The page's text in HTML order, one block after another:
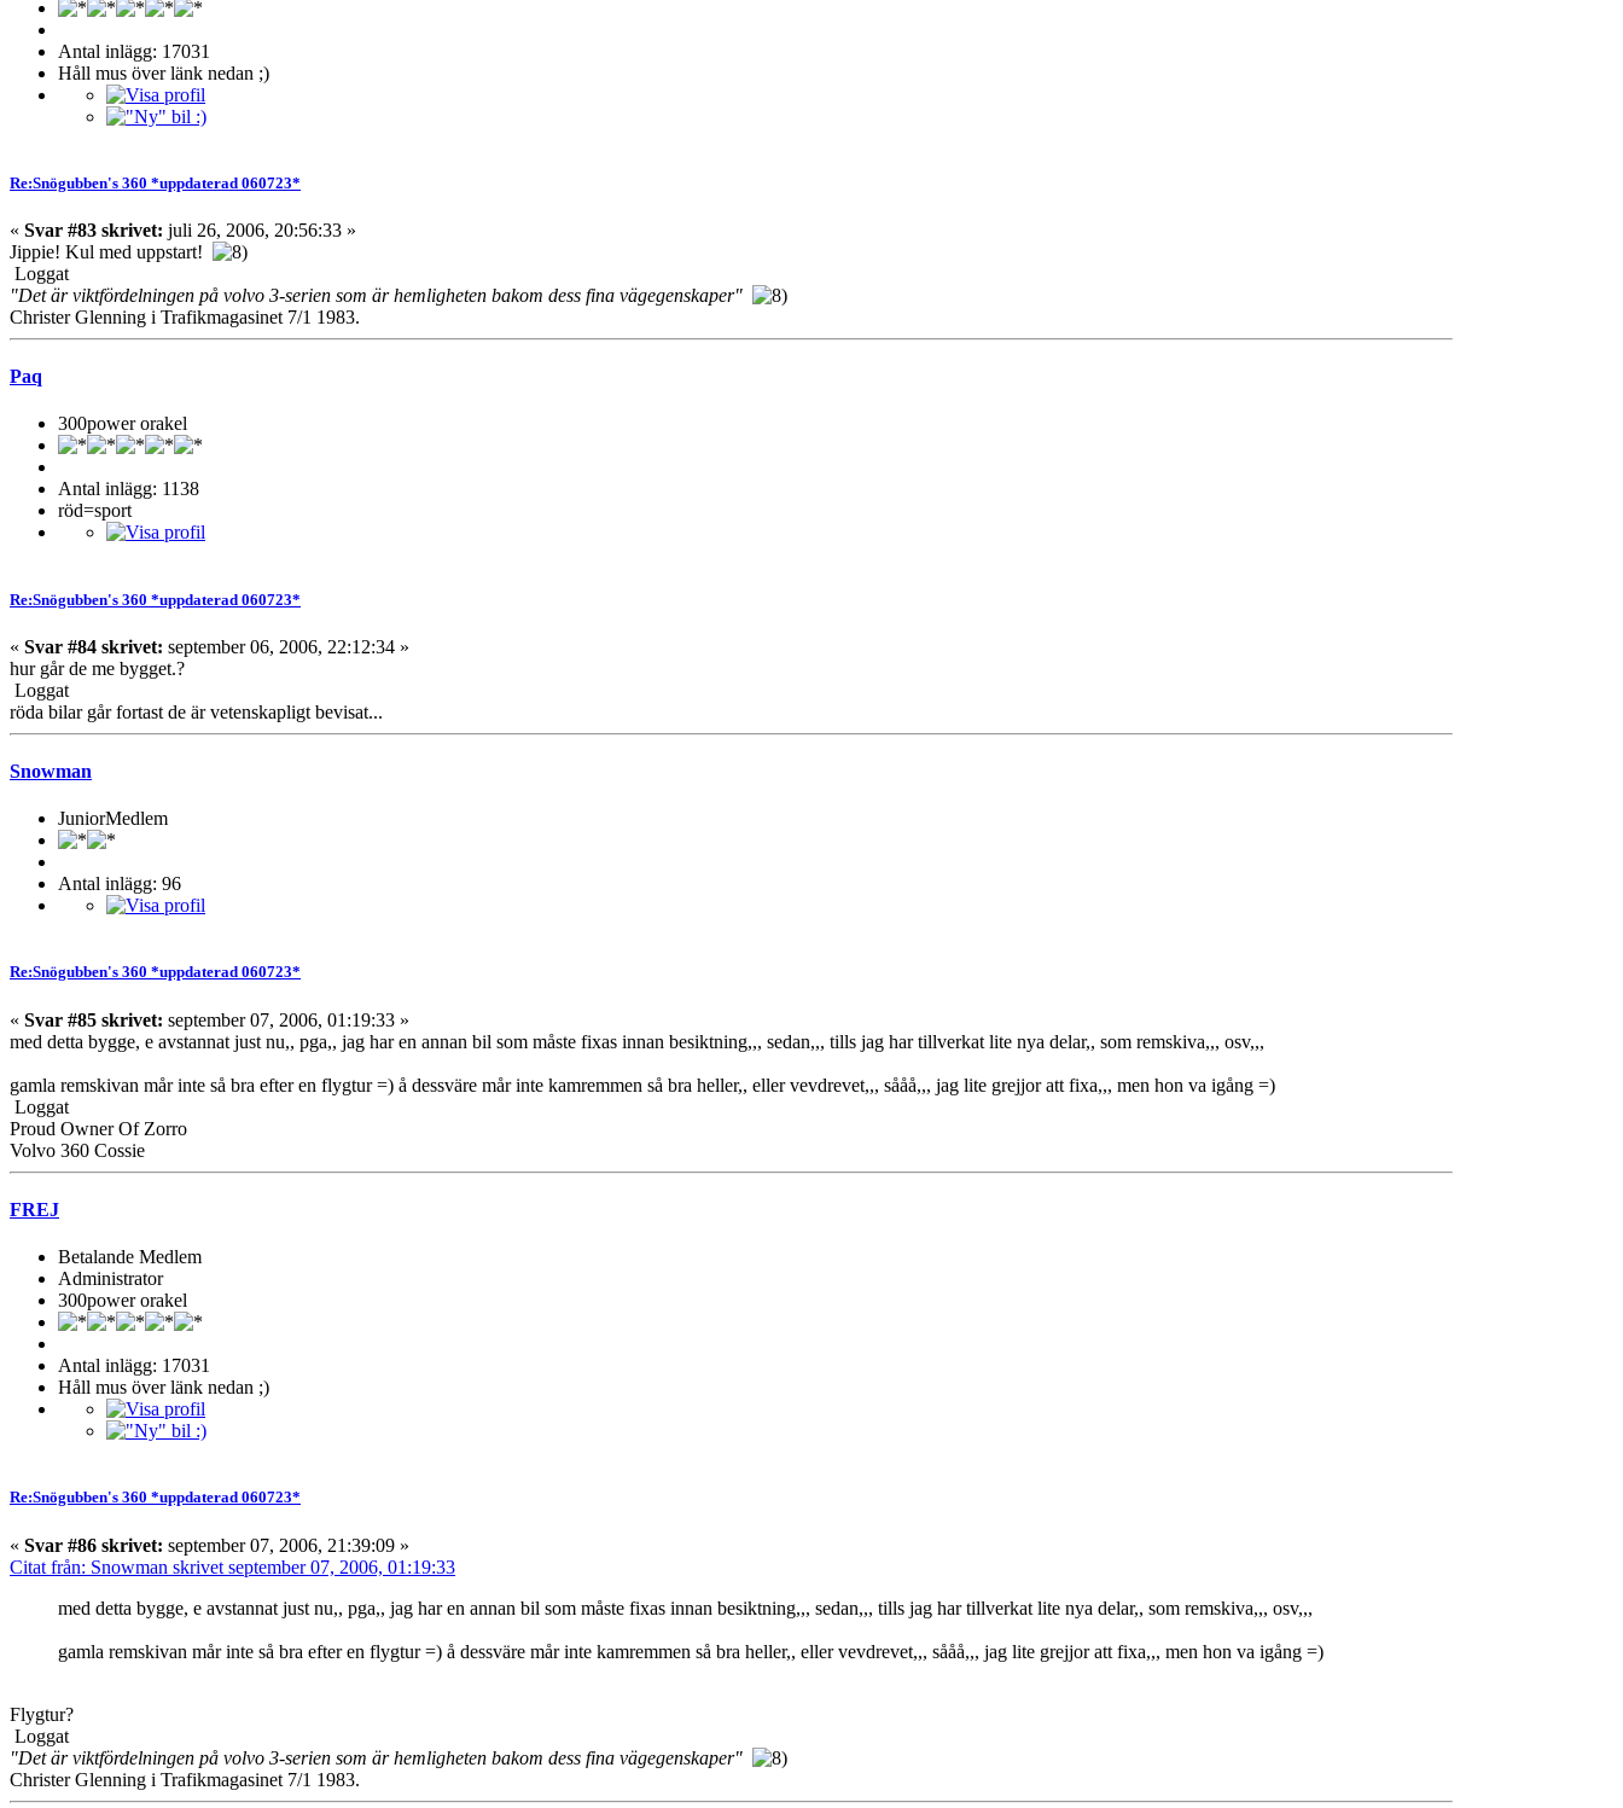
Antal inlägg: 17031
Håll mus över länk nedan ;)
Re:Snögubben's 360 *uppdaterad 060723*
« Svar #83 skrivet: juli 26, 2006, 20:56:33 »
Jippie! Kul med uppstart!
Loggat
"Det är viktfördelningen på volvo 3-serien som är hemligheten bakom dess fina vägegenskaper"
Christer Glenning i Trafikmagasinet 7/1 1983.
Paq
300power orakel
Antal inlägg: 1138
röd=sport
Re:Snögubben's 360 *uppdaterad 060723*
« Svar #84 skrivet: september 06, 2006, 22:12:34 »
hur går de me bygget.?
Loggat
röda bilar går fortast de är vetenskapligt bevisat...
Snowman
JuniorMedlem
Antal inlägg: 96
Re:Snögubben's 360 *uppdaterad 060723*
« Svar #85 skrivet: september 07, 2006, 01:19:33 »
med detta bygge, e avstannat just nu,, pga,, jag har en annan bil som måste fixas innan besiktning,,, sedan,,, tills jag har tillverkat lite nya delar,, som remskiva,,, osv,,,
gamla remskivan mår inte så bra efter en flygtur =) å dessväre mår inte kamremmen så bra heller,, eller vevdrevet,,, sååå,,, jag lite grejjor att fixa,,, men hon va igång =)
Loggat
Proud Owner Of Zorro
Volvo 360 Cossie
FREJ
Betalande Medlem
Administrator
300power orakel
Antal inlägg: 17031
Håll mus över länk nedan ;)
Re:Snögubben's 360 *uppdaterad 060723*
« Svar #86 skrivet: september 07, 2006, 21:39:09 »
Citat från: Snowman skrivet september 07, 2006, 01:19:33
med detta bygge, e avstannat just nu,, pga,, jag har en annan bil som måste fixas innan besiktning,,, sedan,,, tills jag har tillverkat lite nya delar,, som remskiva,,, osv,,,
gamla remskivan mår inte så bra efter en flygtur =) å dessväre mår inte kamremmen så bra heller,, eller vevdrevet,,, sååå,,, jag lite grejjor att fixa,,, men hon va igång =)
Flygtur?
Loggat
"Det är viktfördelningen på volvo 3-serien som är hemligheten bakom dess fina vägegenskaper"
Christer Glenning i Trafikmagasinet 7/1 1983.